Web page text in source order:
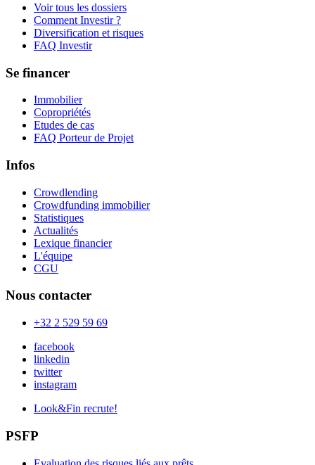
Voir tous les dossiers
Comment Investir ?
Diversification et risques
FAQ Investir
Se financer
Immobilier
Copropriétés
Etudes de cas
FAQ Porteur de Projet
Infos
Crowdlending
Crowdfunding immobilier
Statistiques
Actualités
Lexique financier
L'équipe
CGU
Nous contacter
+32 2 529 59 69
facebook
linkedin
twitter
instagram
Look&Fin recrute!
PSFP